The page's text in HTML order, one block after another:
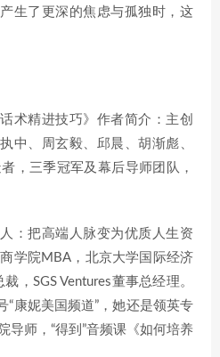
生了更深的焦虑与孤独时，这
术精进技巧》作者简介：主创
中、周玄毅、邱晨、胡渐彪、
，三季冠军及幕后导师团队，
：把高端人脉变为优质人生资
学院MBA，北京大学国际经济
，SGS Ventures董事总经理。
“康妮美国频道”，她还是领英专
导师，“得到”音频课《如何培养